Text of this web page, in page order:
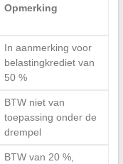
Opmerking
In aanmerking voor
belastingkrediet van
50 %
BTW niet van
toepassing onder de
drempel
BTW van 20 %,